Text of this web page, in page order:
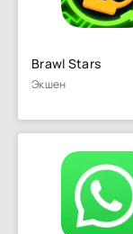
Brawl Stars
Экшен